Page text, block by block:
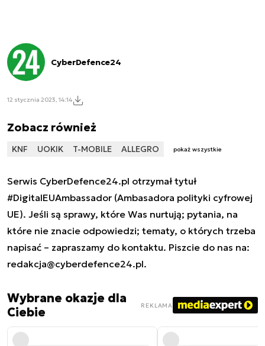
CyberDefence24
12 stycznia 2023, 14:14
Zobacz również
KNF UOKIK T-MOBILE ALLEGRO pokaż wszystkie
Serwis CyberDefence24.pl otrzymał tytuł
#DigitalEUAmbassador (Ambasadora polityki cyfrowej
UE). Jeśli są sprawy, które Was nurtują; pytania, na
które nie znacie odpowiedzi; tematy, o których trzeba
napisać – zapraszamy do kontaktu. Piszcie do nas na:
redakcja@cyberdefence24.pl.
Wybrane okazje dla
Ciebie
REKLAMA